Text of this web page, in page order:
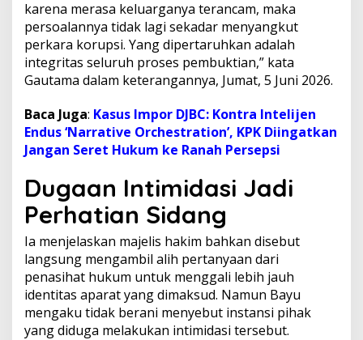
S
o
r
o
t
a
karena merasa keluarganya terancam, maka
persoalannya tidak lagi sekadar menyangkut
perkara korupsi. Yang dipertaruhkan adalah
integritas seluruh proses pembuktian,” kata
Gautama dalam keterangannya, Jumat, 5 Juni 2026.
Baca Juga: Kasus Impor DJBC: Kontra Intelijen
Endus ‘Narrative Orchestration’, KPK Diingatkan
Jangan Seret Hukum ke Ranah Persepsi
Dugaan Intimidasi Jadi
Perhatian Sidang
Ia menjelaskan majelis hakim bahkan disebut
langsung mengambil alih pertanyaan dari
penasihat hukum untuk menggali lebih jauh
identitas aparat yang dimaksud. Namun Bayu
mengaku tidak berani menyebut instansi pihak
yang diduga melakukan intimidasi tersebut.